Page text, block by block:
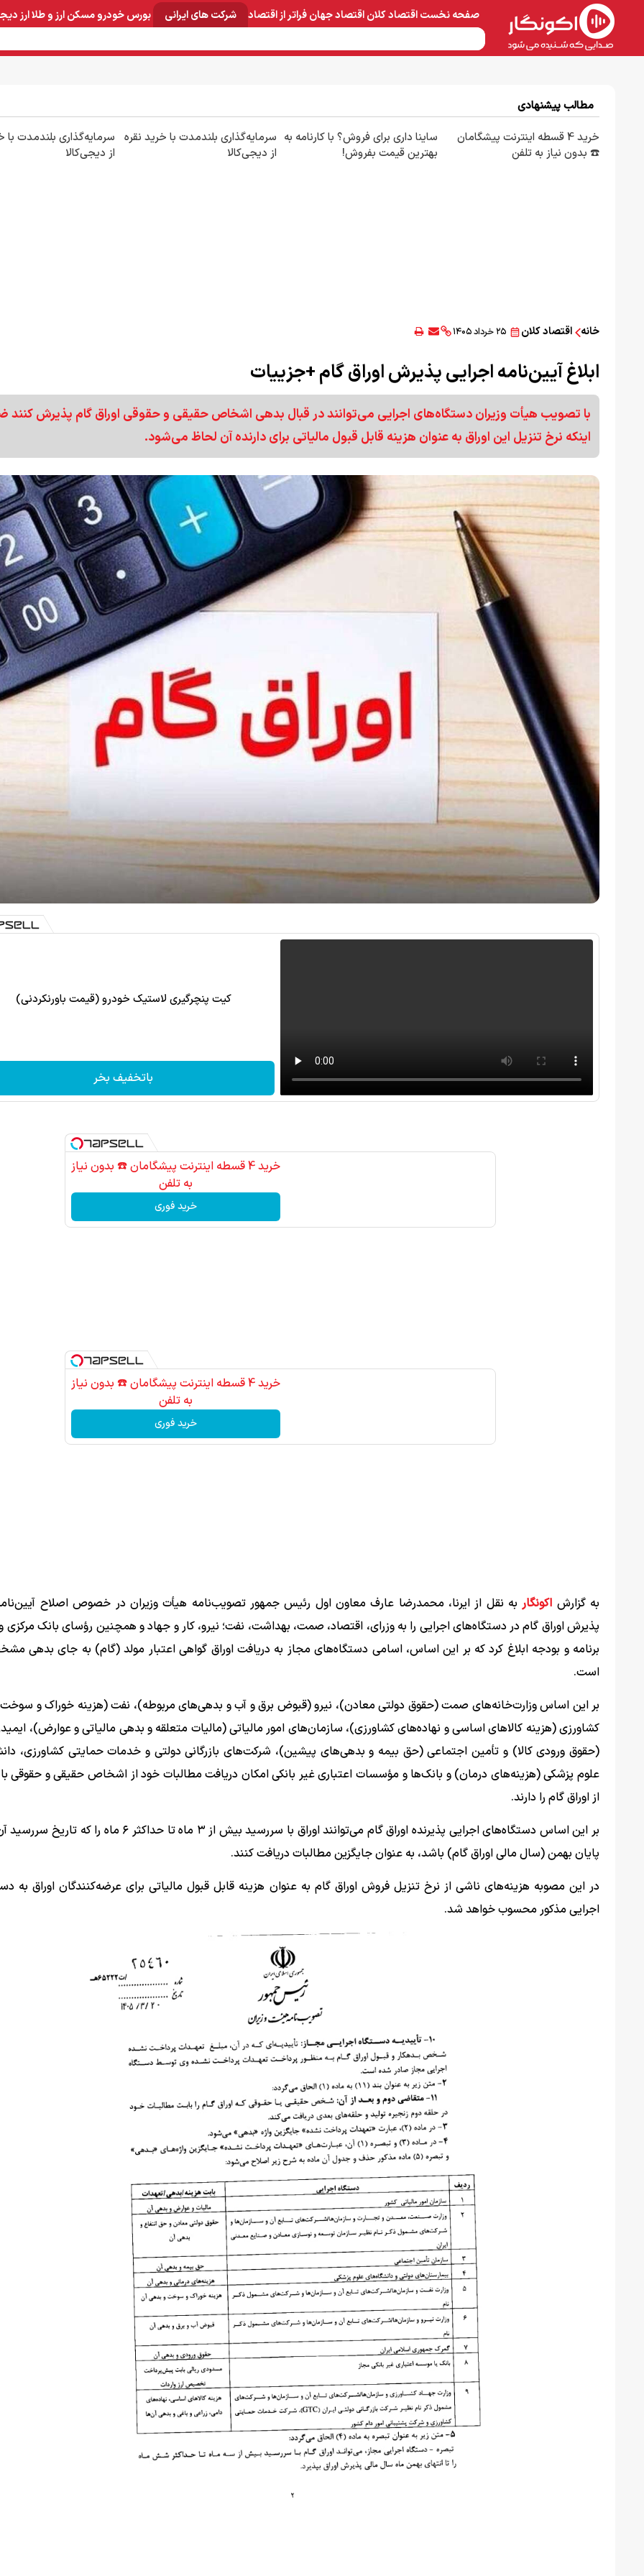
صفحه نخستاقتصاد کلاناقتصاد جهانفراتر از اقتصاد شرکت های ایرانی بورسخودرومسکنارز و طلاارز
مطالب پیشنهادی
خرید 4 قسطه اینترنت پیشگامان
☎️ بدون نیاز به تلفن
ساینا داری برای فروش؟ با کارنامه به
بهترین قیمت بفروش!
سرمایه‌گذاری بلندمدت با خرید نقره
از دیجی‌کالا
سرمایه‌گذاری بلندمدت با
از دیجی‌کالا
خانه اقتصاد کلان ۲۵ خرداد ۱۴۰۵
ابلاغ آیین‌نامه اجرایی پذیرش اوراق گام +جزییات
با تصویب هیأت وزیران دستگاه‌های اجرایی می‌توانند در قبال بدهی اشخاص حقیقی و حقوقی اوراق گام پذیرش کنند
اینکه نرخ تنزیل این اوراق به عنوان هزینه قابل قبول مالیاتی برای دارنده آن لحاظ می‌شود.
کیت پنچرگیری لاستیک خودرو (قیمت باورنکردنی)
باتخفیف بخر
خرید 4 قسطه اینترنت پیشگامان ☎️ بدون نیاز
به تلفن
خرید فوری
خرید 4 قسطه اینترنت پیشگامان ☎️ بدون نیاز
به تلفن
خرید فوری
به گزارش اکونگار به نقل از ایرنا، محمدرضا عارف معاون اول رئیس جمهور تصویب‌نامه هیأت وزیران در خصوص اصلاح
پذیرش اوراق گام در دستگاه‌های اجرایی را به وزرای، اقتصاد، صمت، بهداشت، نفت؛ نیرو، کار و جهاد و همچنین رؤسای بانک مرکزی
برنامه و بودجه ابلاغ کرد که بر این اساس، اسامی دستگاه‌های مجاز به دریافت اوراق گواهی اعتبار مولد (گام) به جای بدهی
است.
بر این اساس وزارت‌خانه‌های صمت (حقوق دولتی معادن)، نیرو (قبوض برق و آب و بدهی‌های مربوطه)، نفت (هزینه خوراک و
کشاورزی (هزینه کالاهای اساسی و نهاده‌های کشاورزی)، سازمان‌های امور مالیاتی (مالیات متعلقه و بدهی مالیاتی و عوارض)،
(حقوق ورودی کالا) و تأمین اجتماعی (حق بیمه و بدهی‌های پیشین)، شرکت‌های بازرگانی دولتی و خدمات حمایتی کشاورزی،
علوم پزشکی (هزینه‌های درمان) و بانک‌ها و مؤسسات اعتباری غیر بانکی امکان دریافت مطالبات خود از اشخاص حقیقی و حقوقی با
از اوراق گام را دارند.
بر این اساس دستگاه‌های اجرایی پذیرنده اوراق گام می‌توانند اوراق با سررسید بیش از ۳ ماه تا
پایان بهمن (سال مالی اوراق گام) باشد، به عنوان جایگزین مطالبات دریافت کنند.
در این مصوبه هزینه‌های ناشی از نرخ تنزیل فروش اوراق گام به عنوان هزینه قابل قبول مالیاتی برای عرضه‌کنندگان اوراق به
اجرایی مذکور محسوب خواهد شد.